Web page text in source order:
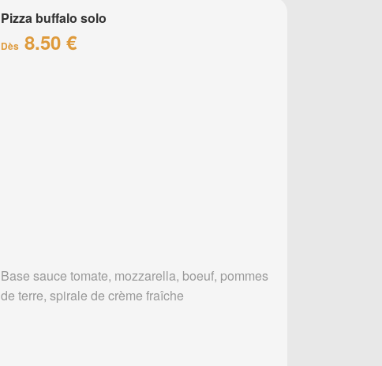
Pizza buffalo solo
Dès 8.50 €
Base sauce tomate, mozzarella, boeuf, pommes
de terre, spirale de crème fraîche